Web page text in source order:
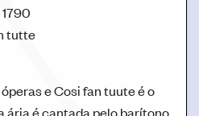
1790
tutte
e Cosi fan tuute é o
ária é cantada pelo barítono